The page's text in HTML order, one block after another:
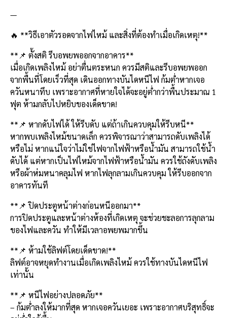
—
🔥 **วิธีเอาตัวรอดจากไฟไหม้ และสิ่งที่ต้องทำเมื่อเกิดเหตุ!**
**📌 ตั้งสติ รีบอพยพออกจากอาคาร**
เมื่อเกิดเพลิงไหม้ อย่าตื่นตระหนก ควรมีสติและรีบอพยพออก
จากพื้นที่โดยเร็วที่สุด เดินออกทางบันไดหนีไฟ ก้มต่ำหากเจอ
ควันหนาทึบ เพราะอากาศที่หายใจได้จะอยู่ต่ำกว่าพื้นประมาณ 1
ฟุต ห้ามกลับไปหยิบของเด็ดขาด!
**📌 หากดับไฟได้ ให้รีบดับ แต่ถ้าเกินควบคุมให้รีบหนี**
หากพบเพลิงไหม้ขนาดเล็ก ควรพิจารณาว่าสามารถดับเพลิงได้
หรือไม่ หากแน่ใจว่าไม่ใช่ไฟจากไฟฟ้าหรือน้ำมัน สามารถใช้น้ำ
ดับได้ แต่หากเป็นไฟไหม้จากไฟฟ้าหรือน้ำมัน ควรใช้ถังดับเพลิง
หรือผ้าห่มหนาคลุมไฟ หากไฟลุกลามเกินควบคุม ให้รีบออกจาก
อาคารทันที
**📌 ปิดประตูหน้าต่างก่อนหนีออกมา**
การปิดประตูและหน้าต่างห้องที่เกิดเหตุ จะช่วยชะลอการลุกลาม
ของไฟและควัน ทำให้มีเวลาอพยพมากขึ้น
**📌 ห้ามใช้ลิฟต์โดยเด็ดขาด!**
ลิฟต์อาจหยุดทำงานเมื่อเกิดเพลิงไหม้ ควรใช้ทางบันไดหนีไฟ
เท่านั้น
**📌 หนีไฟอย่างปลอดภัย**
– ก้มต่ำลงให้มากที่สุด หากเจอควันเยอะ เพราะอากาศบริสุทธิ์จะ